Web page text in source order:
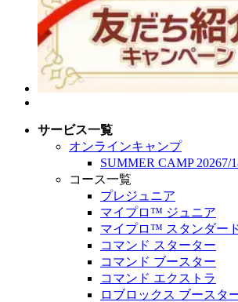
サービス一覧
オンラインキャンプ
SUMMER CAMP 20267/
コース一覧
プレジュニア
マイプロ™︎ ジュニア
マイプロ™︎ スタンダー
コマンド スターター
コマンド ブースター
コマンド エクストラ
ロブロックス ブースタ